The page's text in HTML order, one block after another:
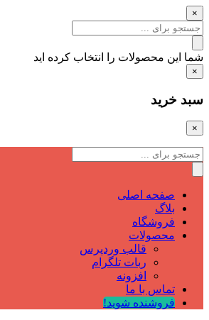
×
شما این محصولات را انتخاب کرده اید
×
سبد خرید
×
صفحه اصلی
بلاگ
فروشگاه
محصولات
قالب وردپرس
ربات تلگرام
افزونه
تماس با ما
فروشنده شوید!